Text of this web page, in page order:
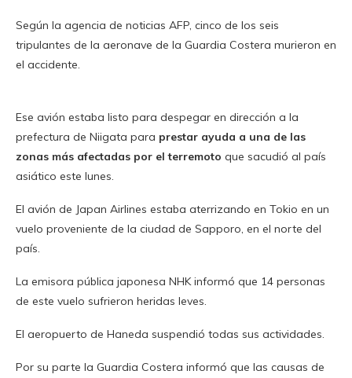
Según la agencia de noticias AFP, cinco de los seis
tripulantes de la aeronave de la Guardia Costera murieron en
el accidente.
Ese avión estaba listo para despegar en dirección a la
prefectura de Niigata para prestar ayuda a una de las
zonas más afectadas por el terremoto que sacudió al país
asiático este lunes.
El avión de Japan Airlines estaba aterrizando en Tokio en un
vuelo proveniente de la ciudad de Sapporo, en el norte del
país.
La emisora ​​pública japonesa NHK informó que 14 personas
de este vuelo sufrieron heridas leves.
El aeropuerto de Haneda suspendió todas sus actividades.
Por su parte la Guardia Costera informó que las causas de